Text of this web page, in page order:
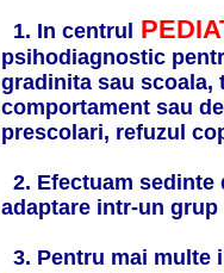
1. In centrul
psihodiagnostic
gradinita sau scoala,
comportament sau
prescolari, refuzul
2. Efectuam
adaptare intr-un
3. Pentru mai